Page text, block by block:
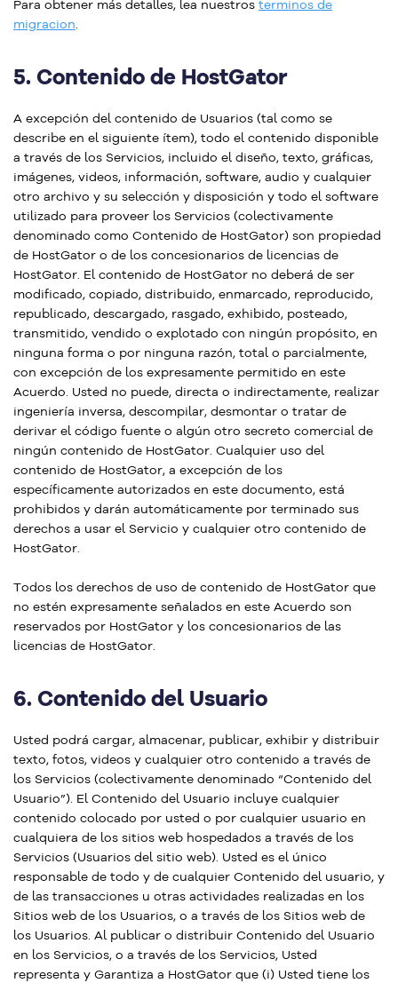
Para obtener más detalles, lea nuestros terminos de
migracion.
5. Contenido de HostGator
A excepción del contenido de Usuarios (tal como se
describe en el siguiente ítem), todo el contenido disponible
a través de los Servicios, incluido el diseño, texto, gráficas,
imágenes, videos, información, software, audio y cualquier
otro archivo y su selección y disposición y todo el software
utilizado para proveer los Servicios (colectivamente
denominado como Contenido de HostGator) son propiedad
de HostGator o de los concesionarios de licencias de
HostGator. El contenido de HostGator no deberá de ser
modificado, copiado, distribuido, enmarcado, reproducido,
republicado, descargado, rasgado, exhibido, posteado,
transmitido, vendido o explotado con ningún propósito, en
ninguna forma o por ninguna razón, total o parcialmente,
con excepción de los expresamente permitido en este
Acuerdo. Usted no puede, directa o indirectamente, realizar
ingeniería inversa, descompilar, desmontar o tratar de
derivar el código fuente o algún otro secreto comercial de
ningún contenido de HostGator. Cualquier uso del
contenido de HostGator, a excepción de los
específicamente autorizados en este documento, está
prohibidos y darán automáticamente por terminado sus
derechos a usar el Servicio y cualquier otro contenido de
HostGator.
Todos los derechos de uso de contenido de HostGator que
no estén expresamente señalados en este Acuerdo son
reservados por HostGator y los concesionarios de las
licencias de HostGator.
6. Contenido del Usuario
Usted podrá cargar, almacenar, publicar, exhibir y distribuir
texto, fotos, videos y cualquier otro contenido a través de
los Servicios (colectivamente denominado “Contenido del
Usuario”). El Contenido del Usuario incluye cualquier
contenido colocado por usted o por cualquier usuario en
cualquiera de los sitios web hospedados a través de los
Servicios (Usuarios del sitio web). Usted es el único
responsable de todo y de cualquier Contenido del usuario, y
de las transacciones u otras actividades realizadas en los
Sitios web de los Usuarios, o a través de los Sitios web de
los Usuarios. Al publicar o distribuir Contenido del Usuario
en los Servicios, o a través de los Servicios, Usted
representa y Garantiza a HostGator que (i) Usted tiene los